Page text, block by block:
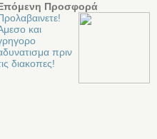
Προσφορά
και
πριν
διακοπες!